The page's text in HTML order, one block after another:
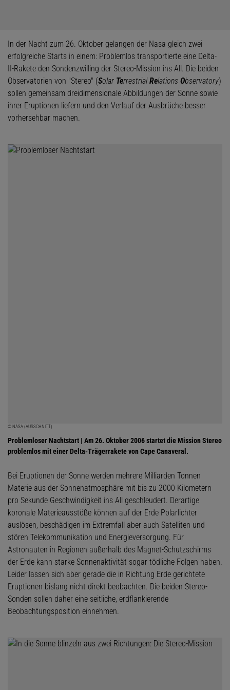
In der Nacht zum 26. Oktober gelangen der Nasa gleich zwei
erfolgreiche Starts in einem: Problemlos transportierte eine Delta-
II-Rakete den Sondenzwilling der Stereo-Mission ins All. Die beiden
Observatorien von "Stereo" (Solar TerrestrialRelations Observatory)
sollen gemeinsam dreidimensionale Abbildungen der Sonne sowie
ihrer Eruptionen liefern und den Verlauf der Ausbrüche besser
vorhersehbar machen.
© NASA (AUSSCHNITT)
Problemloser Nachtstart | Am 26. Oktober 2006 startet die Mission Stereo
problemlos mit einer Delta-Trägerrakete von Cape Canaveral.
Bei Eruptionen der Sonne werden mehrere Milliarden Tonnen
Materie aus der Sonnenatmosphäre mit bis zu 2000 Kilometern
pro Sekunde Geschwindigkeit ins All geschleudert. Derartige
koronale Materieausstöße können auf der Erde Polarlichter
auslösen, beschädigen im Extremfall aber auch Satelliten und
stören Telekommunikation und Energieversorgung. Für
Astronauten in Regionen außerhalb des Magnet-Schutzschirms
der Erde kann starke Sonnenaktivität sogar tödliche Folgen haben.
Leider lassen sich aber gerade die in Richtung Erde gerichtete
Eruptionen bislang nicht direkt beobachten. Die beiden Stereo-
Sonden sollen daher eine seitliche, erdflankierende
Beobachtungsposition einnehmen.